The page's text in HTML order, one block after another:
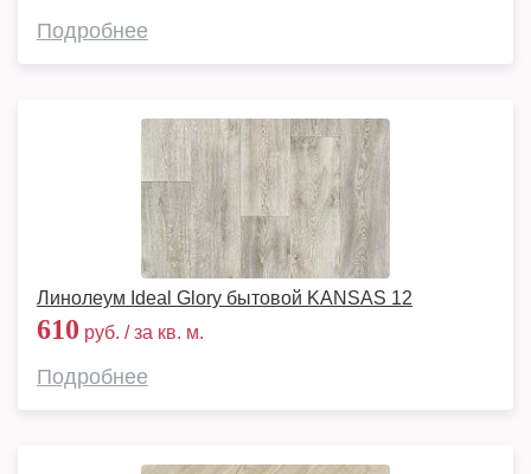
Подробнее
Линолеум Ideal Glory бытовой KANSAS 12
610 руб. / за кв. м.
Подробнее